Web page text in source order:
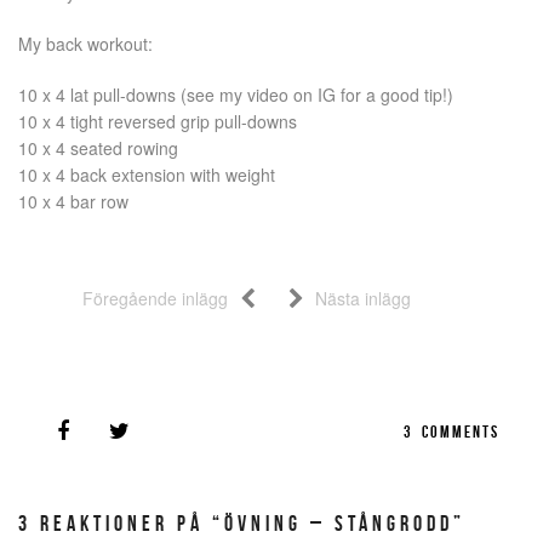
My back workout:
10 x 4 lat pull-downs (see my video on IG for a good tip!)
10 x 4 tight reversed grip pull-downs
10 x 4 seated rowing
10 x 4 back extension with weight
10 x 4 bar row
Föregående inlägg Nästa inlägg
3 COMMENTS
3 REAKTIONER PÅ “ÖVNING – STÅNGRODD”